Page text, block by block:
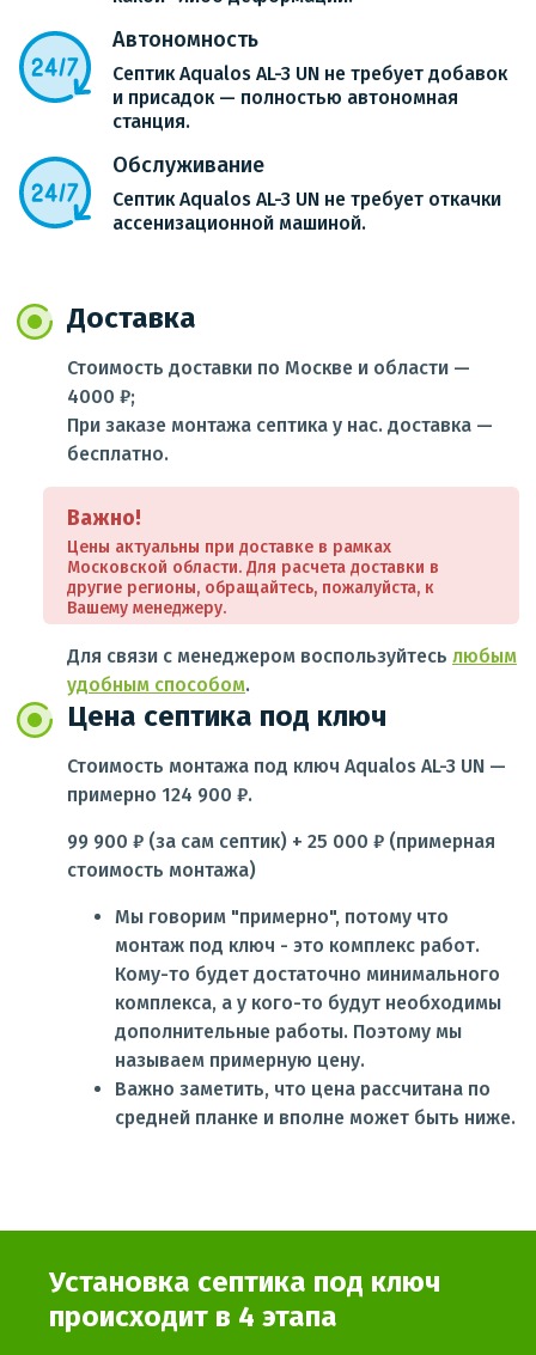
Автономность
Септик Aqualos AL-3 UN не требует добавок
и присадок — полностью автономная
станция.
Обслуживание
Септик Aqualos AL-3 UN не требует откачки
ассенизационной машиной.
Доставка
Стоимость доставки по Москве и области —
4000 ₽;
При заказе монтажа септика у нас. доставка —
бесплатно.
Важно!
Цены актуальны при доставке в рамках
Московской области. Для расчета доставки в
другие регионы, обращайтесь, пожалуйста, к
Вашему менеджеру.
Для связи с менеджером воспользуйтесь любым
удобным способом.
Цена септика под ключ
Стоимость монтажа под ключ Aqualos AL-3 UN —
примерно 124 900 ₽.
99 900 ₽ (за сам септик) + 25 000 ₽ (примерная
стоимость монтажа)
Мы говорим "примерно", потому что
монтаж под ключ - это комплекс работ.
Кому-то будет достаточно минимального
комплекса, а у кого-то будут необходимы
дополнительные работы. Поэтому мы
называем примерную цену.
Важно заметить, что цена рассчитана по
средней планке и вполне может быть ниже.
Установка септика под ключ
происходит в 4 этапа